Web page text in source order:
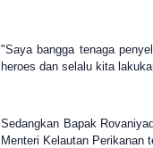
"Saya bangga tenaga
heroes dan selalu kita
Sedangkan Bapak
Menteri Kelautan Perikanan